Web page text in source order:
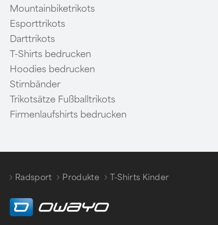
Mountainbiketrikots
Esporttrikots
Darttrikots
T-Shirts bedrucken
Hoodies bedrucken
Stirnbänder
Trikotsätze Fußballtrikots
Firmenlaufshirts bedrucken
Radsport
Produkte
T-Shirts Kinder